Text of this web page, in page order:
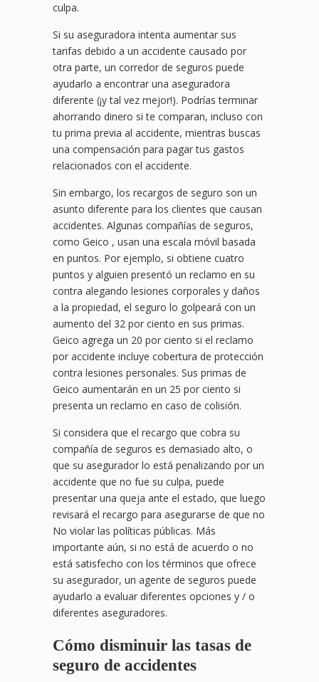
culpa.
Si su aseguradora intenta aumentar sus
tarifas debido a un accidente causado por
otra parte, un corredor de seguros puede
ayudarlo a encontrar una aseguradora
diferente (¡y tal vez mejor!). Podrías terminar
ahorrando dinero si te comparan, incluso con
tu prima previa al accidente, mientras buscas
una compensación para pagar tus gastos
relacionados con el accidente.
Sin embargo, los recargos de seguro son un
asunto diferente para los clientes que causan
accidentes. Algunas compañías de seguros,
como Geico , usan una escala móvil basada
en puntos. Por ejemplo, si obtiene cuatro
puntos y alguien presentó un reclamo en su
contra alegando lesiones corporales y daños
a la propiedad, el seguro lo golpeará con un
aumento del 32 por ciento en sus primas.
Geico agrega un 20 por ciento si el reclamo
por accidente incluye cobertura de protección
contra lesiones personales. Sus primas de
Geico aumentarán en un 25 por ciento si
presenta un reclamo en caso de colisión.
Si considera que el recargo que cobra su
compañía de seguros es demasiado alto, o
que su asegurador lo está penalizando por un
accidente que no fue su culpa, puede
presentar una queja ante el estado, que luego
revisará el recargo para asegurarse de que no
No violar las políticas públicas. Más
importante aún, si no está de acuerdo o no
está satisfecho con los términos que ofrece
su asegurador, un agente de seguros puede
ayudarlo a evaluar diferentes opciones y / o
diferentes aseguradores.
Cómo disminuir las tasas de
seguro de accidentes